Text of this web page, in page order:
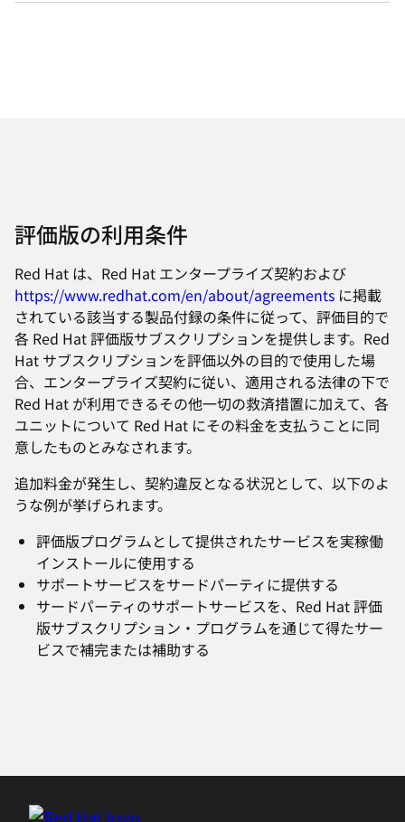
トライアル版を有効にする前に追加の承認が必
評価版の利用条件
Red Hat は、Red Hat エンタープライズ契約および
https://www.redhat.com/en/about/agreements に掲載
されている該当する製品付録の条件に従って、評価目的で
各 Red Hat 評価版サブスクリプションを提供します。Red
Hat サブスクリプションを評価以外の目的で使用した場
合、エンタープライズ契約に従い、適用される法律の下で
Red Hat が利用できるその他一切の救済措置に加えて、各
ユニットについて Red Hat にその料金を支払うことに同
意したものとみなされます。
追加料金が発生し、契約違反となる状況として、以下のよ
うな例が挙げられます。
評価版プログラムとして提供されたサービスを実稼働
インストールに使用する
サポートサービスをサードパーティに提供する
サードパーティのサポートサービスを、Red Hat 評価
版サブスクリプション・プログラムを通じて得たサー
ビスで補完または補助する